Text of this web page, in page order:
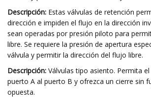
Descripción: Estas válvulas de retención
dirección e impiden el flujo en la dirección
sean operadas por presión piloto para
libre. Se requiere la presión de apertura
válvula y permitir la dirección del flujo libre.
Descripción: Válvulas tipo asiento. Permita
puerto A al puerto B y ofrezca un cierre sin
opuesta.